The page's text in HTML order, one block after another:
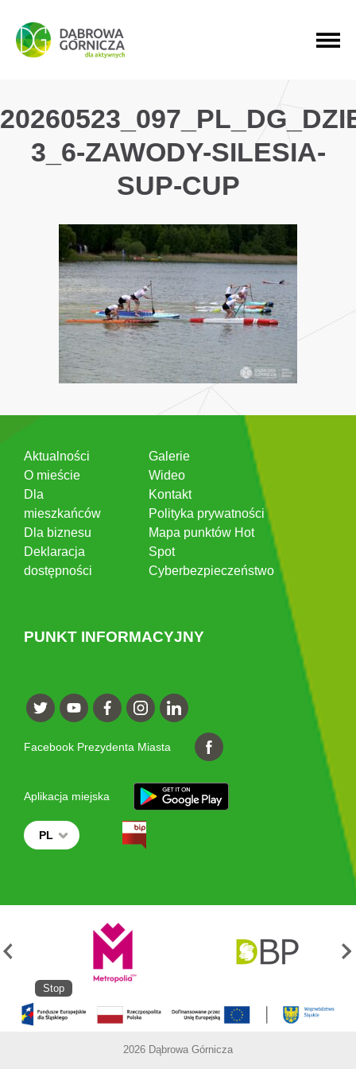
PRZEJDŹ DO MENU GŁÓWNEGO
PRZEJDŹ DO WYSZUKIWARKI
PRZEJDŹ DO TREŚCI
3_6-ZAWODY-SILESIA-
SUP-CUP
Aktualności
O mieście
Dla
mieszkańców
Dla biznesu
Deklaracja
dostępności
Galerie
Wideo
Kontakt
Polityka prywatności
Mapa punktów Hot
Spot
Cyberbezpieczeństwo
PUNKT INFORMACYJNY
Facebook Prezydenta Miasta
Aplikacja miejska
PL
Stop
2026 Dąbrowa Górnicza